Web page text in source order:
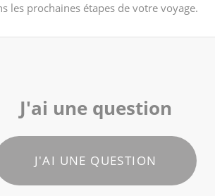
les prochaines étapes de votre voyage.
J'ai une question
J'AI UNE QUESTION